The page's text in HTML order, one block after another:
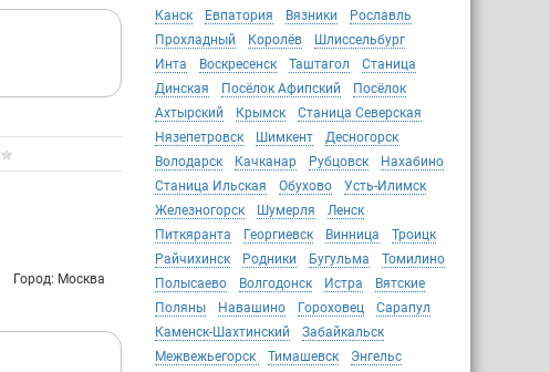
Канск
Евпатория Вязники
Рославль
Прохладный
Королёв
Шлиссельбург
Инта
Воскресенск Таштагол
Станица
Динская
Посёлок Афипский
Посёлок
Ахтырский
Крымск
Станица Северская
Нязепетровск
Шимкент
Десногорск
Володарск
Качканар Рубцовск
Нахабино
Станица Ильская
Обухово
Усть-Илимск
Железногорск
Шумерля
Ленск
Питкяранта
Георгиевск Винница
Троицк
Райчихинск
Родники Бугульма
Томилино
Полысаево
Волгодонск Истра
Вятские
Поляны
Навашино Гороховец
Сарапул
Каменск-Шахтинский
Забайкальск
Межвежьегорск
Тимашевск
Энгельс
Город: Москва